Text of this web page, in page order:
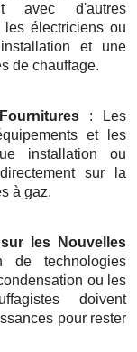
avec d'autres
les électriciens ou
et une
de chauffage.
: Les
et les
installation ou
sur la
à gaz.
les Nouvelles
de technologies
ou les
doivent
pour rester